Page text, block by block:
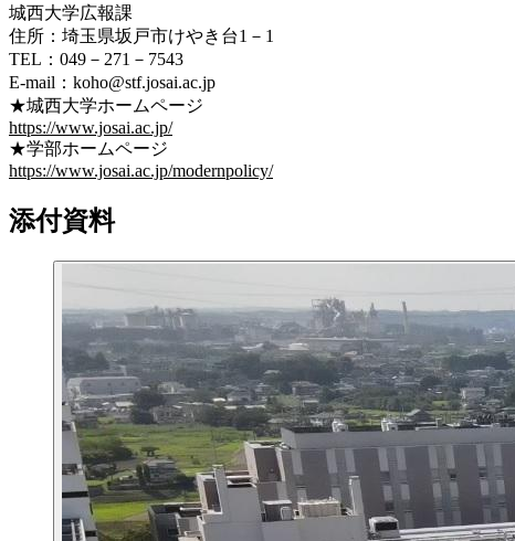
城西大学広報課
住所：埼玉県坂戸市けやき台1－1
TEL：049－271－7543
E-mail：koho@stf.josai.ac.jp
★城西大学ホームページ
https://www.josai.ac.jp/
★学部ホームページ
https://www.josai.ac.jp/modernpolicy/
添付資料